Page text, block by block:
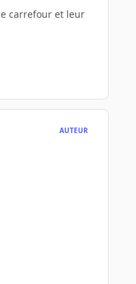
carrefour et leur
AUTEUR